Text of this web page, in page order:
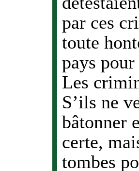
par ces
toute
pays
Les
S’ils ne
bâtonner
certe,
tombes